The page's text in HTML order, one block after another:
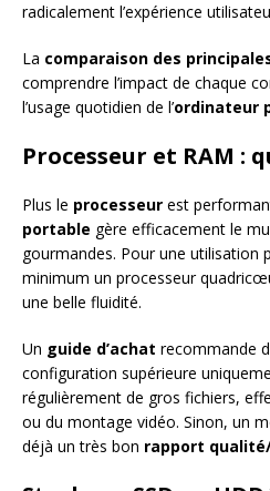
radicalement l’expérience
La comparaison des
comprendre l’impact de chaque
l’usage quotidien de l’ordinateur
Processeur et RAM :
Plus le processeur est
portable gère efficacement le
gourmandes. Pour une utilisation
minimum un processeur
une belle fluidité.
Un guide d’achat recommande
configuration supérieure
régulièrement de gros fichiers,
ou du montage vidéo. Sinon, un
déjà un très bon rapport